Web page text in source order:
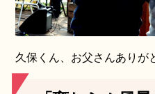
久保くん、お父さんありが